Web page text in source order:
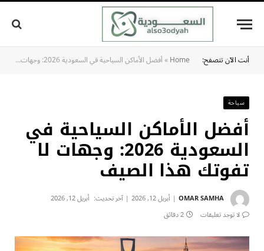
أنت الآن تتصفح: Home
»أفضل الأماكن السياحية في السعودية 2026: وجهات لا تفوتك هذا الصيف
سياحة
أفضل الأماكن السياحية في
السعودية 2026: وجهات لا
تفوتك هذا الصيف
OMAR SAMHA أبريل 12, 2026 آخر تحديث: أبريل 12, 2026
لا توجد تعليقات
2 دقائق